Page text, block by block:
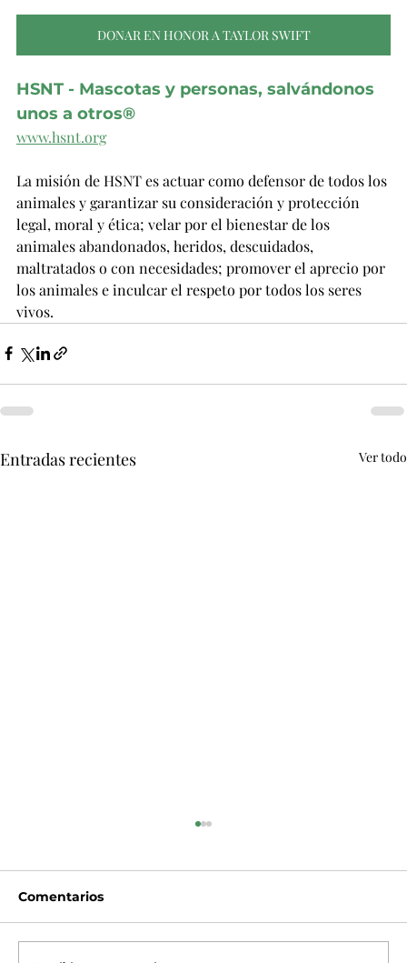
DONAR EN HONOR A TAYLOR SWIFT
HSNT - Mascotas y personas, salvándonos
unos a otros®
www.hsnt.org
La misión de HSNT es actuar como defensor de todos los
animales y garantizar su consideración y protección
legal, moral y ética; velar por el bienestar de los
animales abandonados, heridos, descuidados,
maltratados o con necesidades; promover el aprecio por
los animales e inculcar el respeto por todos los seres
vivos.
Entradas recientes Ver todo
Comentarios